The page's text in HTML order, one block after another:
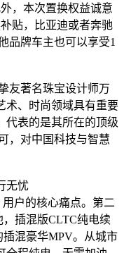
，本次置换权益诚意
贴，比亚迪或者奔驰
品牌车主也可以享受1
友著名珠宝设计师万
术、时尚领域具有重要
代表的是其所在的顶级
，对中国科技与智慧
无忧
户的核心痛点。第二
插混版CLTC纯电续
插混豪华MPV。从城市